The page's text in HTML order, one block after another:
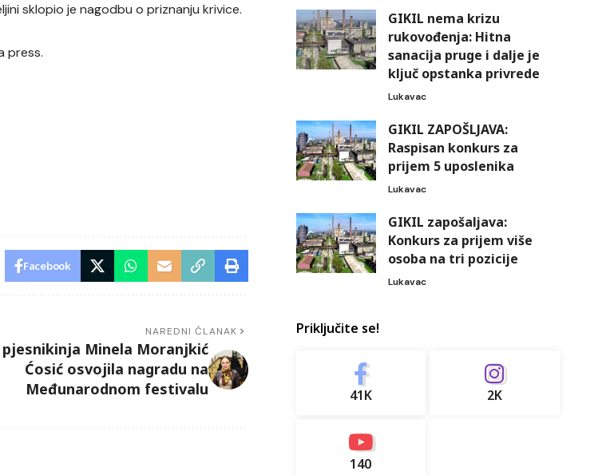
sklopio je nagodbu o priznanju krivice.
press.
Facebook
NAREDNI ČLANAK
pjesnikinja Minela Moranjkić
Ćosić osvojila nagradu na
Međunarodnom festivalu
GIKIL nema krizu
rukovođenja: Hitna
sanacija pruge i dalje je
ključ opstanka privrede
Lukavac
GIKIL ZAPOŠLJAVA:
Raspisan konkurs za
prijem 5 uposlenika
Lukavac
GIKIL zapošaljava:
Konkurs za prijem više
osoba na tri pozicije
Lukavac
Priključite se!
41K 2K
140